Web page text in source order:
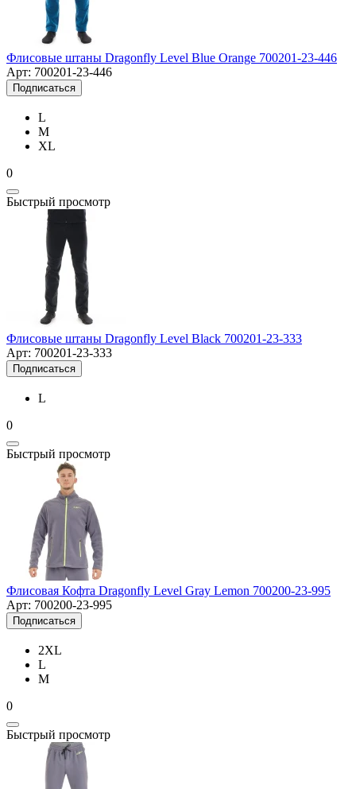
Флисовые штаны Dragonfly Level Blue Orange 700201-23-446
Арт: 700201-23-446
Подписаться
L
M
XL
0
Быстрый просмотр
Флисовые штаны Dragonfly Level Black 700201-23-333
Арт: 700201-23-333
Подписаться
L
0
Быстрый просмотр
Флисовая Кофта Dragonfly Level Gray Lemon 700200-23-995
Арт: 700200-23-995
Подписаться
2XL
L
M
0
Быстрый просмотр